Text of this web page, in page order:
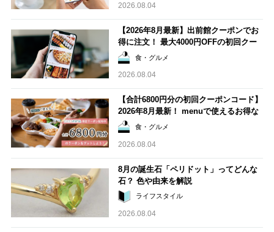
2026.08.04
【2026年8月最新】出前館クーポンでお
得に注文！ 最大4000円OFFの初回クー
ポンと、クーポンが使えない時の対処法
食・グルメ
2026.08.04
【合計6800円分の初回クーポンコード】
2026年8月最新！ menuで使えるお得な
使い方を解説。るるぶ&more.編集部が
実際に注文！
食・グルメ
2026.08.04
8月の誕生石「ペリドット」ってどんな
石？ 色や由来を解説
ライフスタイル
2026.08.04